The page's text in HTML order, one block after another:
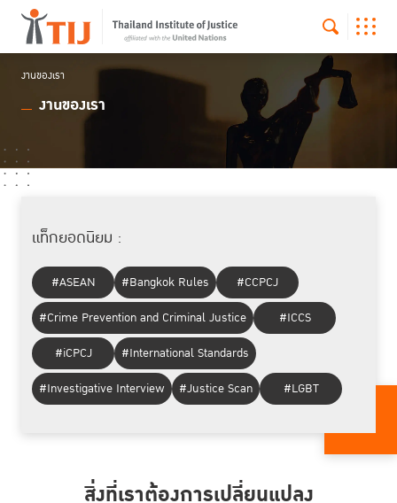
งานของเรา
งานของเรา
แท็กยอดนิยม :
#ASEAN #Bangkok Rules
#CCPCJ
#Crime Prevention and Criminal Justice
#ICCS
#iCPCJ
#International Standards
#Investigative Interview
#Justice Scan #LGBT
สิ่งที่เราต้องการเปลี่ยนแปลง